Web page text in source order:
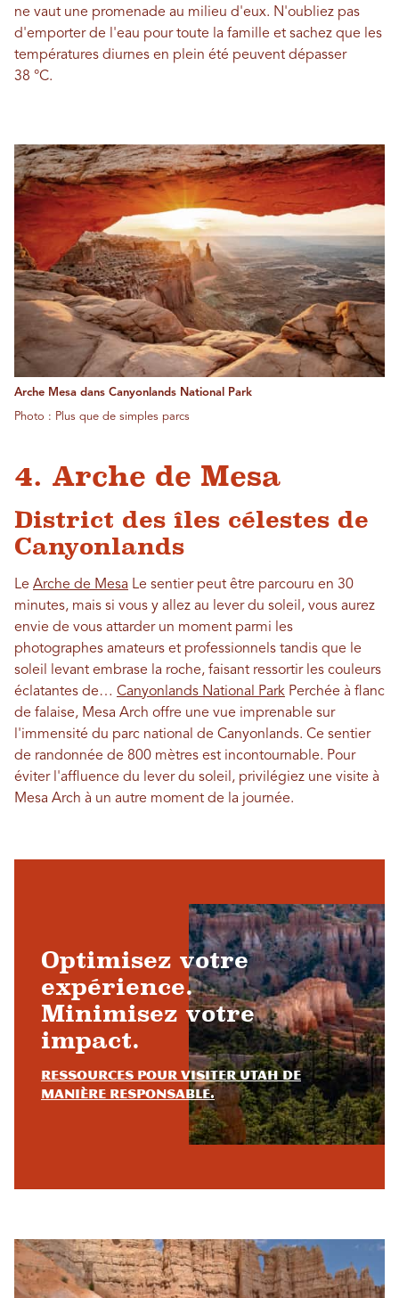
ne vaut une promenade au milieu d'eux. N'oubliez pas
d'emporter de l'eau pour toute la famille et sachez que les
températures diurnes en plein été peuvent dépasser
38 °C.
Arche Mesa dans Canyonlands National Park
Photo : Plus que de simples parcs
4. Arche de Mesa
District des îles célestes de
Canyonlands
Le Arche de Mesa Le sentier peut être parcouru en 30
minutes, mais si vous y allez au lever du soleil, vous aurez
envie de vous attarder un moment parmi les
photographes amateurs et professionnels tandis que le
soleil levant embrase la roche, faisant ressortir les couleurs
éclatantes de… Canyonlands National Park Perchée à flanc
de falaise, Mesa Arch offre une vue imprenable sur
l'immensité du parc national de Canyonlands. Ce sentier
de randonnée de 800 mètres est incontournable. Pour
éviter l'affluence du lever du soleil, privilégiez une visite à
Mesa Arch à un autre moment de la journée.
Optimisez votre
expérience.
Minimisez votre
impact.
Ressources pour visiter Utah de
manière responsable.